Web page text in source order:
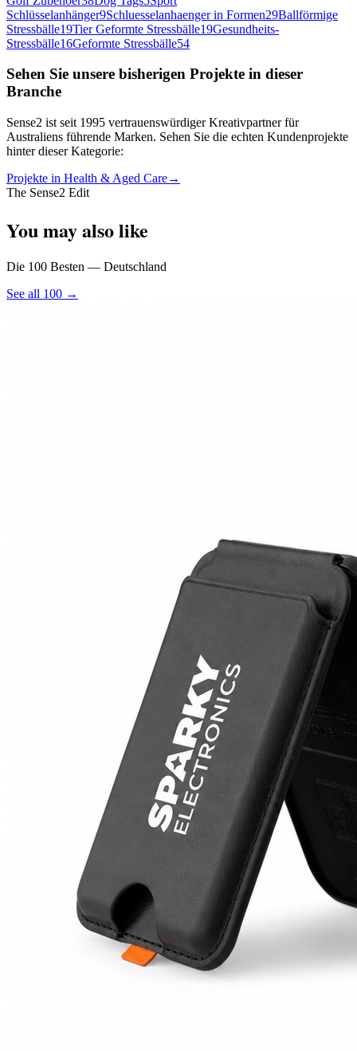
Schlüsselanhänger9Schluesselanhaenger in Formen29Ballförmige
Stressbälle19Tier Geformte Stressbälle19Gesundheits-
Stressbälle16Geformte Stressbälle54
Sehen Sie unsere bisherigen Projekte in dieser
Branche
Sense2 ist seit 1995 vertrauenswürdiger Kreativpartner für
Australiens führende Marken. Sehen Sie die echten Kundenprojekte
hinter dieser Kategorie:
Projekte in Health & Aged Care→
The Sense2 Edit
You may also like
Die 100 Besten — Deutschland
See all 100 →